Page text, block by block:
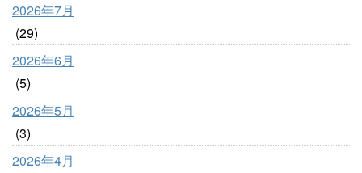
2026年7月
(29)
2026年6月
(5)
2026年5月
(3)
2026年4月